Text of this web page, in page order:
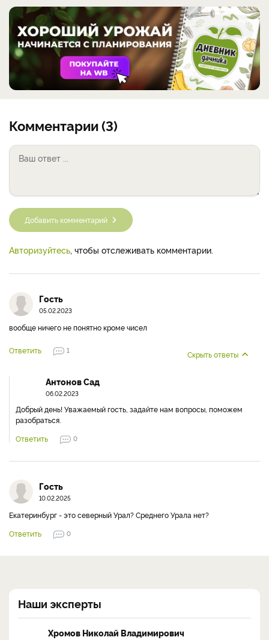
Комментарии (3)
Добавить комментарий
Авторизуйтесь, чтобы отслеживать комментарии.
Гость
05.02.2023
вообще ничего не понятно кроме чисел
Ответить 1 Скрыть ответы
Антонов Сад
06.02.2023
Добрый день! Уважаемый гость, задайте нам вопросы, поможем
разобраться.
Ответить
0
Гость
10.02.2025
Екатеринбург - это северный Урал? Среднего Урала нет?
Ответить
0
Наши эксперты
Хромов Николай Владимирович